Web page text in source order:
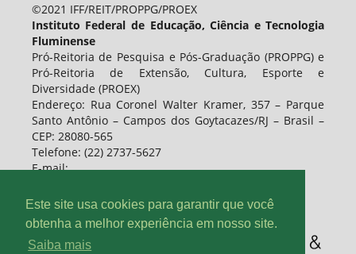
Este site usa cookies para garantir que você
obtenha a melhor experiência em nosso site.
Saiba mais
©2021 IFF/REIT/PROPPG/PROEX
Instituto Federal de Educação, Ciência e Tecnologia
Fluminense
Pró-Reitoria de Pesquisa e Pós-Graduação (PROPPG) e
Pró-Reitoria de Extensão, Cultura, Esporte e
Diversidade (PROEX)
Endereço: Rua Coronel Walter Kramer, 357 – Parque
Santo Antônio – Campos dos Goytacazes/RJ – Brasil –
CEP: 28080-565
Telefone: (22) 2737-5627
E-mail: